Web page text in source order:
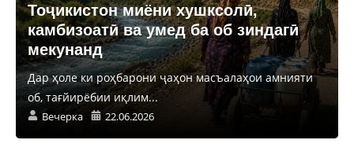
Тоҷикистон миёни хушксолӣ,
камбизоатӣ ва умед ба об зиндагӣ
мекунанд
Дар ҳоле ки роҳбарони ҷаҳон масъалаҳои амнияти
об, тағйирёбии иқлим...
Вечерка 22.06.2026